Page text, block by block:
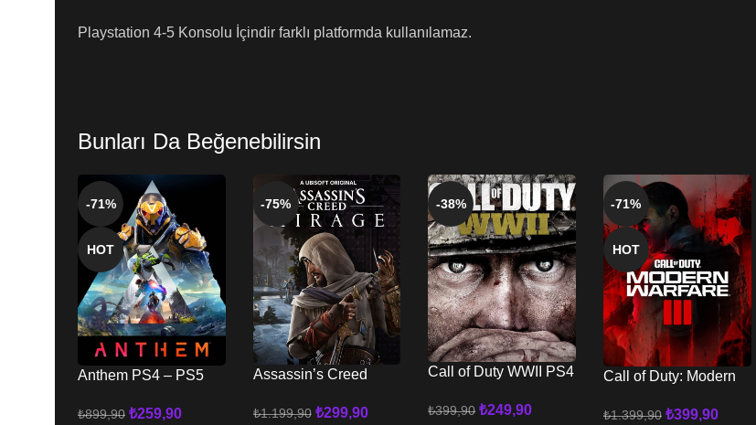
Playstation 4-5 Konsolu İçindir farklı platformda kullanılamaz.
Bunları Da Beğenebilirsin
-71%
HOT
Anthem PS4 – PS5
₺899,90 ₺259,90
-75%
Assassin’s Creed
₺1.199,90 ₺299,90
-38%
Call of Duty WWII PS4
₺399,90 ₺249,90
-71%
HOT
Call of Duty: Modern
PS5
₺1.399,90 ₺399,90